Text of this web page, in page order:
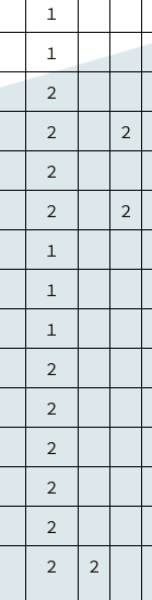
１
１
２
２
２
２
２
２
１
１
１
２
２
２
２
２
２ ２